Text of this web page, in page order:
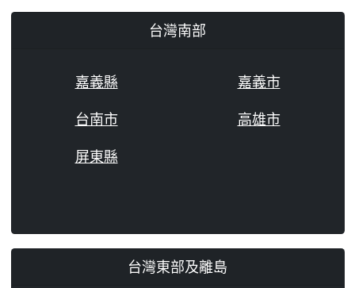
台灣南部
嘉義縣
嘉義市
台南市
高雄市
屏東縣
台灣東部及離島